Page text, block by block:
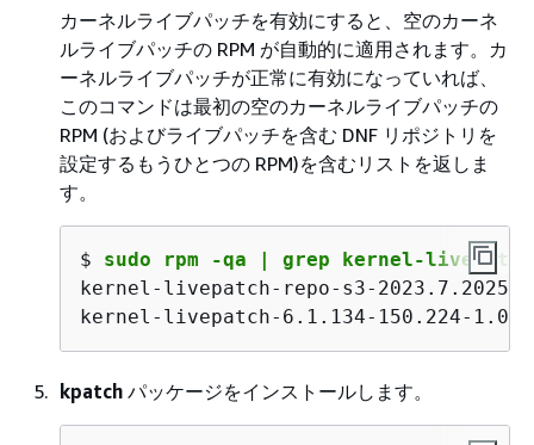
カーネルライブパッチを有効にすると、空のカーネ
ルライブパッチの RPM が自動的に適用されます。カ
ーネルライブパッチが正常に有効になっていれば、
このコマンドは最初の空のカーネルライブパッチの
RPM (およびライブパッチを含む DNF リポジトリを
設定するもうひとつの RPM)を含むリストを返しま
す。
$ sudo rpm -qa | grep kernel-livepatch
kernel-livepatch-repo-s3-
kernel-livepatch-6.1.134-150.224-1.0-
kpatch パッケージをインストールします。